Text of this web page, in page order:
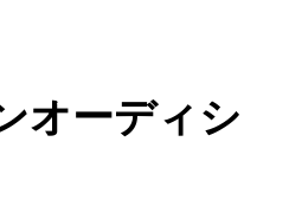
オーディシ